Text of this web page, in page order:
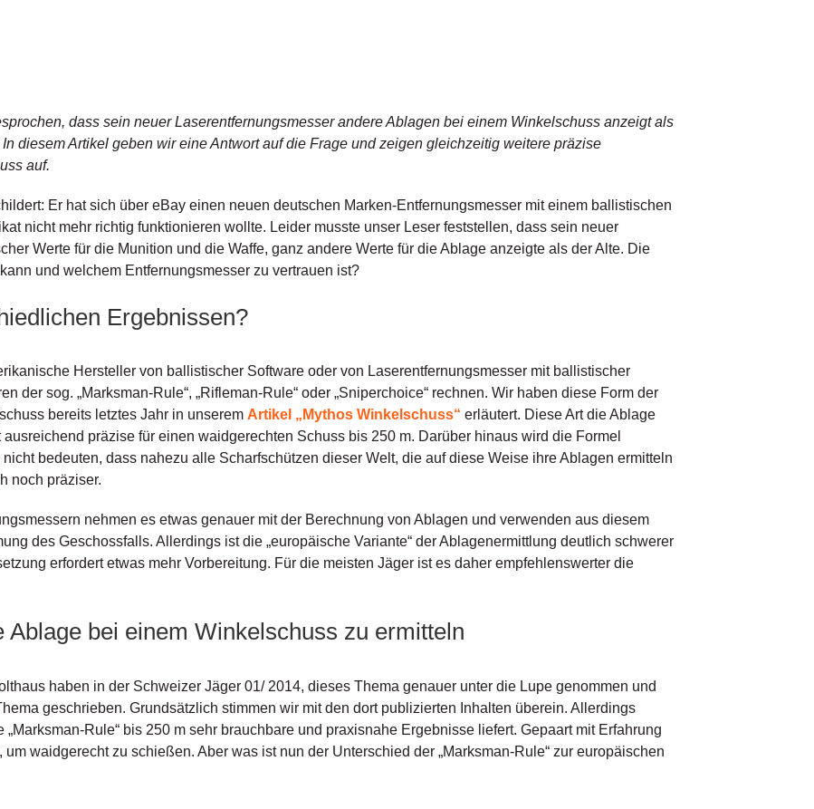
dass sein neuer Laserentfernungsmesser andere Ablagen bei einem Winkelschuss anzeigt als
diesem Artikel geben wir eine Antwort auf die Frage und zeigen gleichzeitig weitere präzise
auf.
Er hat sich über eBay einen neuen deutschen Marken-Entfernungsmesser mit einem ballistischen
nicht mehr richtig funktionieren wollte. Leider musste unser Leser feststellen, dass sein neuer
Werte für die Munition und die Waffe, ganz andere Werte für die Ablage anzeigte als der Alte. Die
und welchem Entfernungsmesser zu vertrauen ist?
Ergebnissen?
Hersteller von ballistischer Software oder von Laserentfernungsmesser mit ballistischer
der sog. „Marksman-Rule“, „Rifleman-Rule“ oder „Sniperchoice“ rechnen. Wir haben diese Form der
bereits letztes Jahr in unserem Artikel „Mythos Winkelschuss“ erläutert. Diese Art die Ablage
präzise für einen waidgerechten Schuss bis 250 m. Darüber hinaus wird die Formel
bedeuten, dass nahezu alle Scharfschützen dieser Welt, die auf diese Weise ihre Ablagen ermitteln
noch präziser.
nehmen es etwas genauer mit der Berechnung von Ablagen und verwenden aus diesem
des Geschossfalls. Allerdings ist die „europäische Variante“ der Ablagenermittlung deutlich schwerer
erfordert etwas mehr Vorbereitung. Für die meisten Jäger ist es daher empfehlenswerter die
bei einem Winkelschuss zu ermitteln
haben in der Schweizer Jäger 01/ 2014, dieses Thema genauer unter die Lupe genommen und
geschrieben. Grundsätzlich stimmen wir mit den dort publizierten Inhalten überein. Allerdings
Rule“ bis 250 m sehr brauchbare und praxisnahe Ergebnisse liefert. Gepaart mit Erfahrung
waidgerecht zu schießen. Aber was ist nun der Unterschied der „Marksman-Rule“ zur europäischen